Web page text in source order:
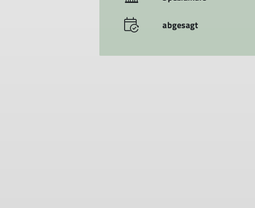
abgesagt